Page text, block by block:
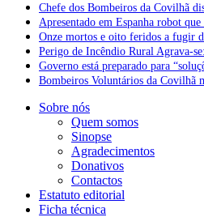
Chefe dos Bombeiros da Covilhã
Apresentado em Espanha robot
Onze mortos e oito feridos a fugir
Perigo de Incêndio Rural Agrava-
Governo está preparado para
Bombeiros Voluntários da Covilhã
Sobre nós
Quem somos
Sinopse
Agradecimentos
Donativos
Contactos
Estatuto editorial
Ficha técnica